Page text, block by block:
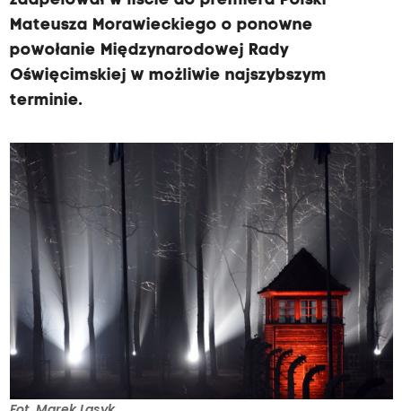
Mateusza Morawieckiego o ponowne
powołanie Międzynarodowej Rady
Oświęcimskiej w możliwie najszybszym
terminie.